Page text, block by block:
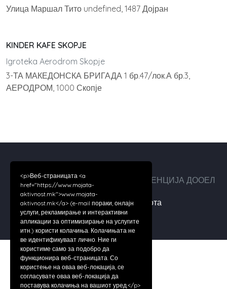
Улица Маршал Тито undefined, 1487 Дојран
KINDER KAFE SKOPJE
Igroteka Aerodrom Skopje
3-ТА МАКЕДОНСКА БРИГАДА 1 бр.47/лок.А бр.3,
АЕРОДРОМ, 1000 Скопје
Авторски права ©2026 ДИГИТАЛ АГЕНЦИЈА ДООЕЛ
За нас |Услови за работа
<p>Веб-страницата <a
href="https://www.mojata-
aktivnost.mk">www.mojata-
aktivnost.mk</a> (e-mail пораки, онлајн
услуги, рекламирање и интерактивни
апликации за оптимизирање на услугите
итн.) користи колачиња. Колачињата не
ве идентификуваат лично. Ние ги
користиме само за подобро да
функционира веб-страницата. Со
користење на оваа веб-локација, се
согласувате оваа веб-локација да
поставува колачиња на вашиот уред.</p>